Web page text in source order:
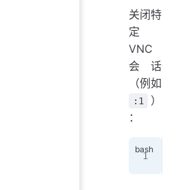
关闭特
定
VNC
会话
（例如
:1
）
：